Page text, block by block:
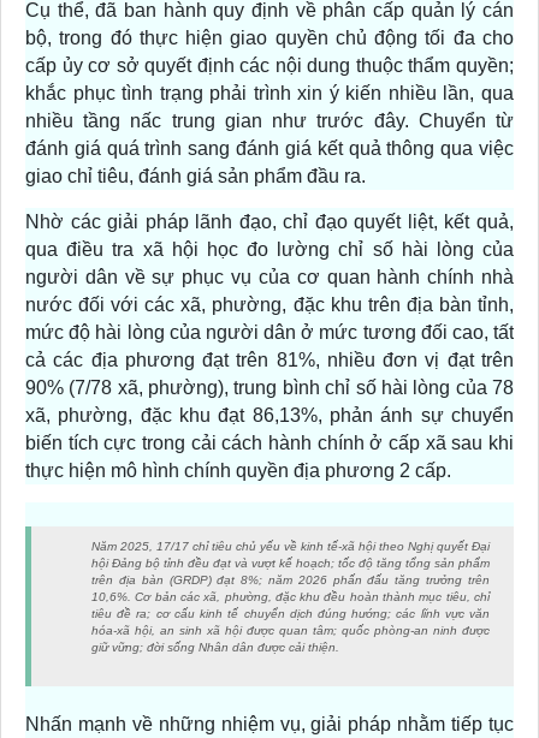
Cụ thể, đã ban hành quy định về phân cấp quản lý cán
bộ, trong đó thực hiện giao quyền chủ động tối đa cho
cấp ủy cơ sở quyết định các nội dung thuộc thẩm quyền;
khắc phục tình trạng phải trình xin ý kiến nhiều lần, qua
nhiều tầng nấc trung gian như trước đây. Chuyển từ
đánh giá quá trình sang đánh giá kết quả thông qua việc
giao chỉ tiêu, đánh giá sản phẩm đầu ra.
Nhờ các giải pháp lãnh đạo, chỉ đạo quyết liệt, kết quả,
qua điều tra xã hội học đo lường chỉ số hài lòng của
người dân về sự phục vụ của cơ quan hành chính nhà
nước đối với các xã, phường, đặc khu trên địa bàn tỉnh,
mức độ hài lòng của người dân ở mức tương đối cao, tất
cả các địa phương đạt trên 81%, nhiều đơn vị đạt trên
90% (7/78 xã, phường), trung bình chỉ số hài lòng của 78
xã, phường, đặc khu đạt 86,13%, phản ánh sự chuyển
biến tích cực trong cải cách hành chính ở cấp xã sau khi
thực hiện mô hình chính quyền địa phương 2 cấp.
Năm 2025, 17/17 chỉ tiêu chủ yếu về kinh tế-xã hội theo Nghị quyết Đại
hội Đảng bộ tỉnh đều đạt và vượt kế hoạch; tốc độ tăng tổng sản phẩm
trên địa bàn (GRDP) đạt 8%; năm 2026 phấn đấu tăng trưởng trên
10,6%. Cơ bản các xã, phường, đặc khu đều hoàn thành mục tiêu, chỉ
tiêu đề ra; cơ cấu kinh tế chuyển dịch đúng hướng; các lĩnh vực văn
hóa-xã hội, an sinh xã hội được quan tâm; quốc phòng-an ninh được
giữ vững; đời sống Nhân dân được cải thiện.
Nhấn mạnh về những nhiệm vụ, giải pháp nhằm tiếp tục